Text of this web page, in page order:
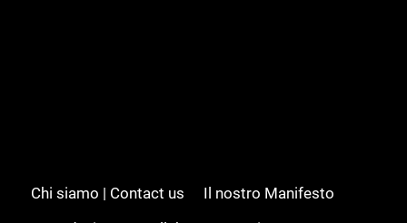
Chi siamo | Contact us
Il nostro Manifesto